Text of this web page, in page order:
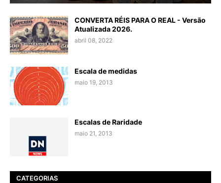
CONVERTA RÉIS PARA O REAL - Versão
Atualizada 2026.
abril 08, 2022
Escala de medidas
maio 19, 2013
Escalas de Raridade
maio 21, 2013
CATEGORIAS